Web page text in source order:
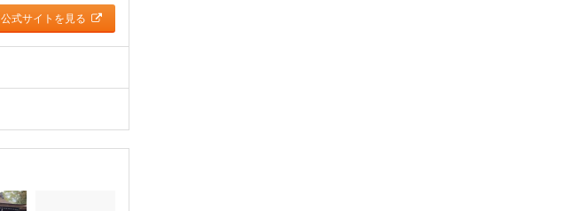
公式サイトを見る